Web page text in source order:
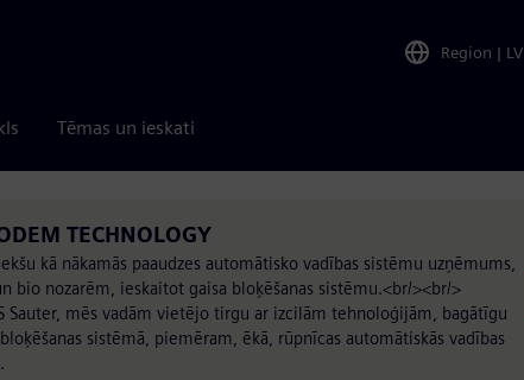
Region | LV
Tēmas un ieskati
TECHNOLOGY
kā nākamās paaudzes automātisko vadības sistēmu uzņēmums,
nozarēm, ieskaitot gaisa bloķēšanas sistēmu.<br/><br/>
Sauter, mēs vadām vietējo tirgu ar izcilām tehnoloģijām, bagātīgu
sistēmā, piemēram, ēkā, rūpnīcas automātiskās vadības